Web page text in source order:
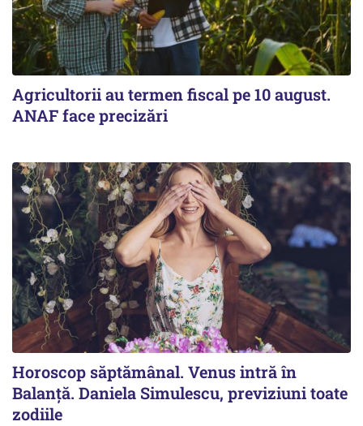
Agricultorii au termen fiscal pe 10 august.
ANAF face precizări
Horoscop săptămânal. Venus intră în
Balanță. Daniela Simulescu, previziuni toate
zodiile